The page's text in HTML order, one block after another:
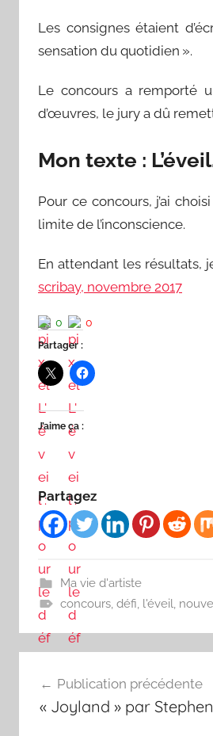
Les consignes étaient
sensation du quotidien ».
Le concours a remporté
d’œuvres, le jury a dû
Mon texte :
Pour ce concours, j’ai
limite de l’inconscience.
En attendant les résultats,
scribay, novembre 2017
0 0
Partager :
J’aime ça :
Partagez
Ma vie d'artiste
concours, défi, l'éveil,
de
l’article
Publication précédente
« Joyland » par